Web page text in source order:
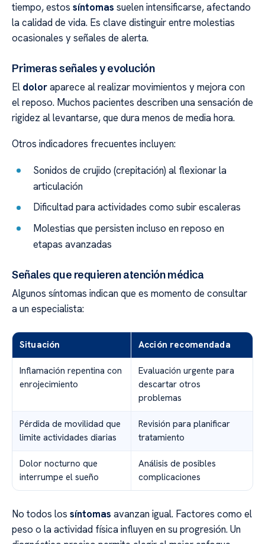
tiempo, estos síntomas suelen intensificarse, afectando
la calidad de vida. Es clave distinguir entre molestias
ocasionales y señales de alerta.
Primeras señales y evolución
El doloraparece al realizar movimientos y mejora con
el reposo. Muchos pacientes describen una sensación de
rigidez al levantarse, que dura menos de media hora.
Otros indicadores frecuentes incluyen:
Sonidos de crujido (crepitación) al flexionar la
articulación
Dificultad para actividades como subir escaleras
Molestias que persisten incluso en reposo en
etapas avanzadas
Señales que requieren atención médica
Algunos síntomas indican que es momento de consultar
a un especialista:
Situación Acción recomendada
Inflamación repentina con
enrojecimiento
Evaluación urgente para
descartar otros
problemas
Pérdida de movilidad que
limite actividades diarias
Revisión para planificar
tratamiento
Dolor nocturno que
interrumpe el sueño
Análisis de posibles
complicaciones
No todos los síntomas avanzan igual. Factores como el
peso o la actividad física influyen en su progresión. Un